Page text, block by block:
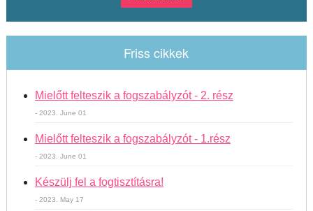
Friss cikkek
Mielőtt felteszik a fogszabályzót - 2. rész
- 2023. June 01
Mielőtt felteszik a fogszabályzót - 1.rész
- 2023. June 01
Készülj fel a fogtisztításra!
- 2023. May 17